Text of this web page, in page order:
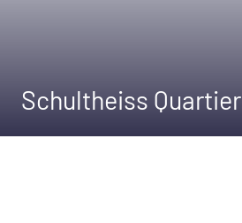
Schultheiss Quartier